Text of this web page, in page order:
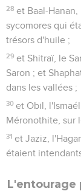
28 et Baal-
sycomores qui
trésors d'huile ;
29 et Shitraï, le
Saron ; et
dans les vallées ;
30 et Obil,
Méronothite, sur
31 et Jaziz,
étaient
L'entourage